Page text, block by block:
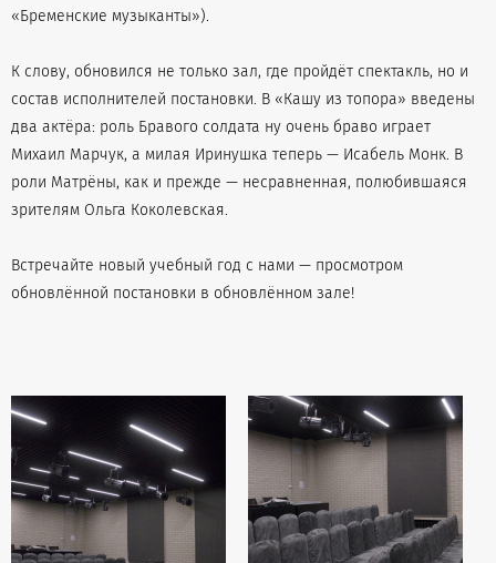
«Бременские музыканты»).
К слову, обновился не только зал, где пройдёт спектакль, но и
состав исполнителей постановки. В «Кашу из топора» введены
два актёра: роль Бравого солдата ну очень браво играет
Михаил Марчук, а милая Иринушка теперь — Исабель Монк. В
роли Матрёны, как и прежде — несравненная, полюбившаяся
зрителям Ольга Коколевская.
Встречайте новый учебный год с нами — просмотром
обновлённой постановки в обновлённом зале!